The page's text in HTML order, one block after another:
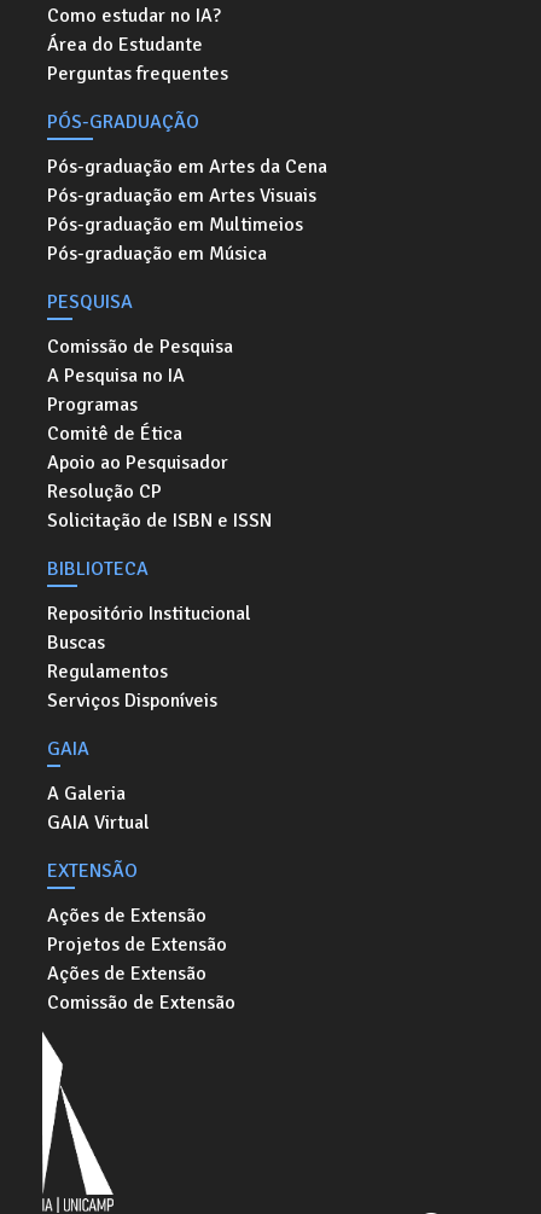
Como estudar no IA?
Área do Estudante
Perguntas frequentes
PÓS-GRADUAÇÃO
Pós-graduação em Artes da Cena
Pós-graduação em Artes Visuais
Pós-graduação em Multimeios
Pós-graduação em Música
PESQUISA
Comissão de Pesquisa
A Pesquisa no IA
Programas
Comitê de Ética
Apoio ao Pesquisador
Resolução CP
Solicitação de ISBN e ISSN
BIBLIOTECA
Repositório Institucional
Buscas
Regulamentos
Serviços Disponíveis
GAIA
A Galeria
GAIA Virtual
EXTENSÃO
Ações de Extensão
Projetos de Extensão
Ações de Extensão
Comissão de Extensão